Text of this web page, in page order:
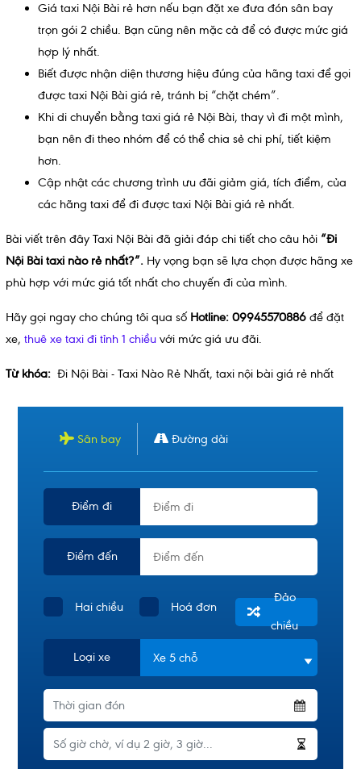
Giá taxi Nội Bài rẻ hơn nếu bạn đặt xe đưa đón sân bay
trọn gói 2 chiều. Bạn cũng nên mặc cả để có được mức giá
hợp lý nhất.
Biết được nhận diện thương hiệu đúng của hãng taxi để gọi
được taxi Nội Bài giá rẻ, tránh bị “chặt chém”.
Khi di chuyển bằng taxi giá rẻ Nội Bài, thay vì đi một mình,
bạn nên đi theo nhóm để có thể chia sẻ chi phí, tiết kiệm
hơn.
Cập nhật các chương trình ưu đãi giảm giá, tích điểm, của
các hãng taxi để đi được taxi Nội Bài giá rẻ nhất.
Bài viết trên đây Taxi Nội Bài đã giải đáp chi tiết cho câu hỏi “Đi
Nội Bài taxi nào rẻ nhất?”. Hy vọng bạn sẽ lựa chọn được hãng xe
phù hợp với mức giá tốt nhất cho chuyến đi của mình.
Hãy gọi ngay cho chúng tôi qua số Hotline: 09945570886 để đặt
xe, thuê xe taxi đi tỉnh 1 chiều với mức giá ưu đãi.
Từ khóa: Đi Nội Bài - Taxi Nào Rẻ Nhất, taxi nội bài giá rẻ nhất
Sân bay Đường dài
Điểm đi
Điểm đến
Hai chiều Hoá đơn
Đảo
chiều
Loại xe